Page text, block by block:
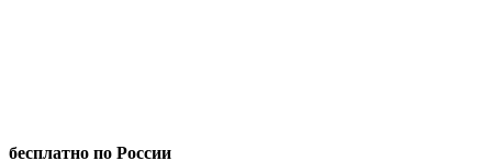
бесплатно по России